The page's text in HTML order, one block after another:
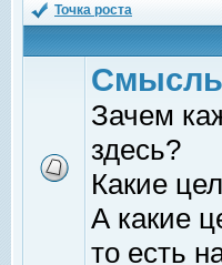
Точка роста
Зачем
здесь?
Какие
А какие
то есть